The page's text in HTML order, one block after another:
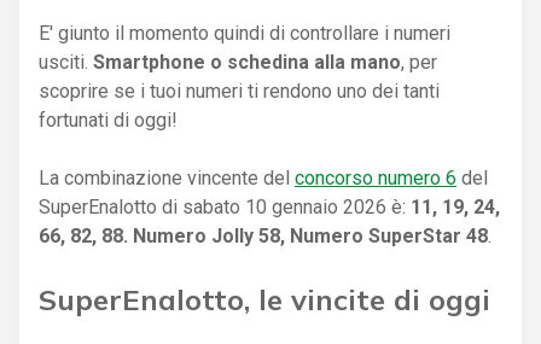
E' giunto il momento quindi di controllare i numeri
usciti. Smartphone o schedina alla mano, per
scoprire se i tuoi numeri ti rendono uno dei tanti
fortunati di oggi!
La combinazione vincente del concorso numero 6 del
SuperEnalotto di sabato 10 gennaio 2026 è: 11, 19, 24,
66, 82, 88. Numero Jolly 58, Numero SuperStar 48
SuperEnalotto, le vincite di oggi